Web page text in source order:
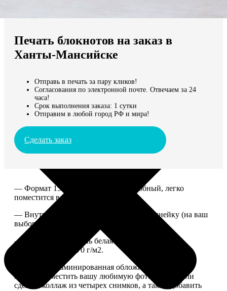
Мы доставляем по всему миру
Продолжить без города
Печать блокнотов на заказ в
Ханты-Мансийске
Отправь в печать за пару кликов!
Согласования по электронной почте. Отвечаем за 24
часа!
Срок выполнения заказа: 1 сутки
Отправим в любой город РФ и мира!
Сделать заказ
— Формат 15*20. Компактный и удобный, легко
поместится в сумку или рюкзак.
— Внутри 100 страниц в клетку или в линейку (на ваш
выбор), скрепленных сбоку скобой.
— Приятная на ощупь белая сатиновая бумага
плотностью 150-170 г/м2.
— Плотная ламинированная обложка. На обложке
можно разместить вашу любимую фотографию или
сделать коллаж из четырех снимков, а также добавить